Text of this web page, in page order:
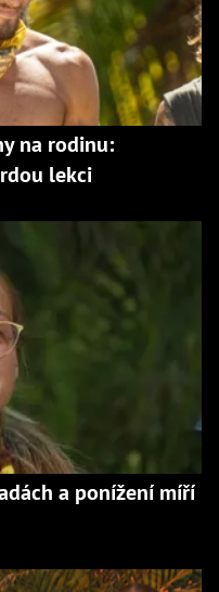
na rodinu:
lekci
a ponížení míří